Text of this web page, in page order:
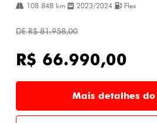
108.848 km 2023/2024 Flex
DE R$ 81.958,00
R$ 66.990,00
Mais detalhes do